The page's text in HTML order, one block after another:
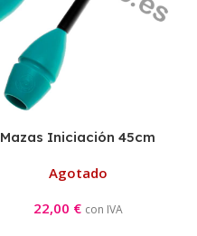
Mazas Iniciación 45cm
Agotado
22,00 € con IVA